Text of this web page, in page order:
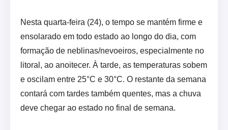
Nesta quarta-feira (24), o tempo se mantém firme e
ensolarado em todo estado ao longo do dia, com
formação de neblinas/nevoeiros, especialmente no
litoral, ao anoitecer. À tarde, as temperaturas sobem
e oscilam entre 25°C e 30°C. O restante da semana
contará com tardes também quentes, mas a chuva
deve chegar ao estado no final de semana.